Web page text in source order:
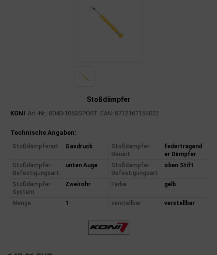
Stoßdämpfer
KONI Art.-Nr.: 8040-1063SPORT EAN: 8712167154022
Produktinformationen
Technische Angaben:
Stoßdämpferart Gasdruck
Stoßdämpfer-
Bauart
federtragend
er Dämpfer
Stoßdämpfer-
Befestigungsart
unten Auge
Stoßdämpfer-
Befestigungsart
oben Stift
Stoßdämpfer-
System
Zweirohr Farbe gelb
Menge 1 verstellbar verstellbar